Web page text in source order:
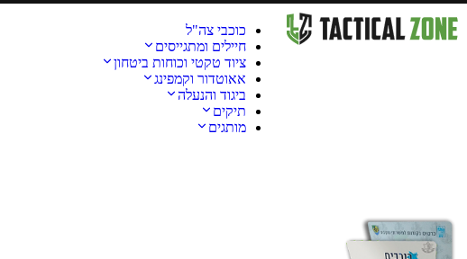
כוכבי צה"ל
חיילים ומתגייסים
ציוד טקטי וכוחות ביטחון
אאוטדור וקמפינג
ביגוד והנעלה
תיקים
מותגים
מבצע!